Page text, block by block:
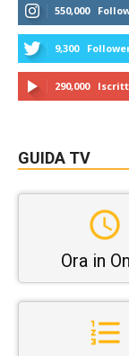
550,000
9,300
290,000
GUIDA TV
Ora in